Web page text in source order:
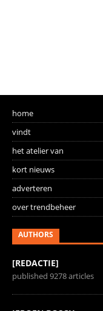
home
vindt
het atelier van
kort nieuws
adverteren
over trendbeheer
AUTHORS
[REDACTIE]
published 9278 articles